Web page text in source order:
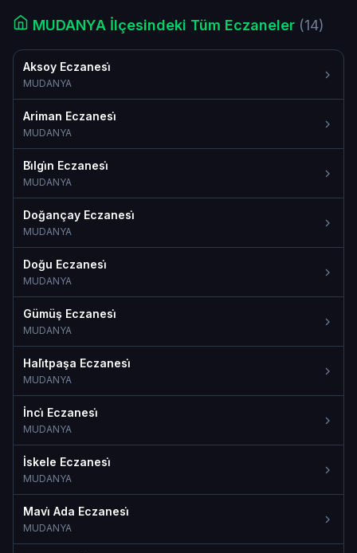
MUDANYA İlçesindeki Tüm Eczaneler (14)
Aksoy Eczanesi̇
MUDANYA
Ariman Eczanesi̇
MUDANYA
Bi̇lgi̇n Eczanesi̇
MUDANYA
Doğançay Eczanesi̇
MUDANYA
Doğu Eczanesi̇
MUDANYA
Gümüş Eczanesi̇
MUDANYA
Hali̇tpaşa Eczanesi̇
MUDANYA
İnci̇ Eczanesi̇
MUDANYA
İskele Eczanesi̇
MUDANYA
Mavi̇ Ada Eczanesi̇
MUDANYA